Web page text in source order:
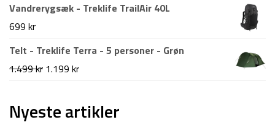
Vandrerygsæk - Treklife TrailAir 40L
699 kr
Telt - Treklife Terra - 5 personer - Grøn
1.499kr Den
pris
1.199 krDen
pris
Nyeste artikler